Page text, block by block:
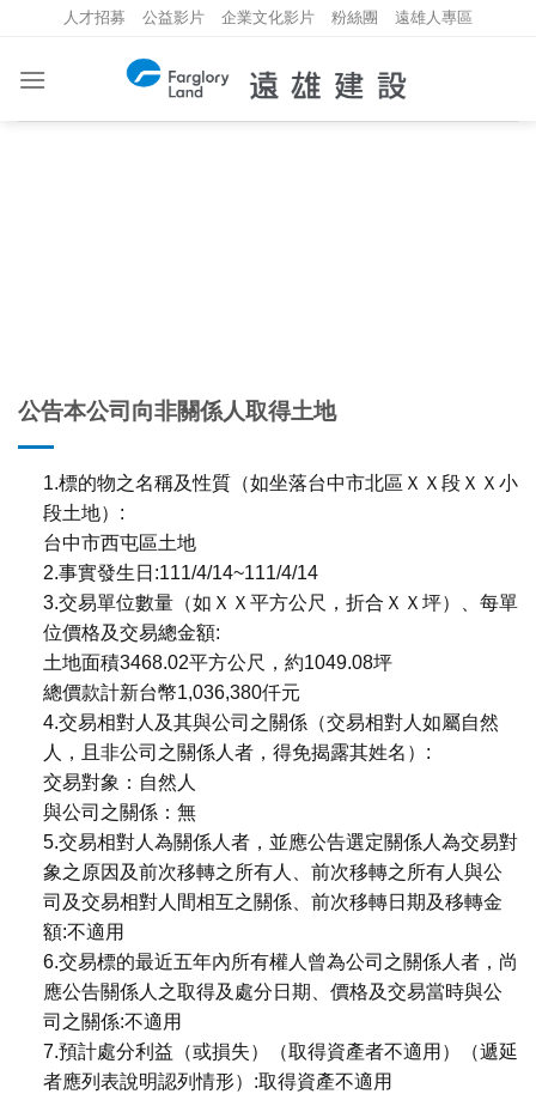
content
人才招募 公益影片 企業文化影片 粉絲團 遠雄人專區
公告本公司向非關係人取得土地
1.標的物之名稱及性質（如坐落台中市北區ＸＸ段ＸＸ小
段土地）:
台中市西屯區土地
2.事實發生日:111/4/14~111/4/14
3.交易單位數量（如ＸＸ平方公尺，折合ＸＸ坪）、每單
位價格及交易總金額:
土地面積3468.02平方公尺，約1049.08坪
總價款計新台幣1,036,380仟元
4.交易相對人及其與公司之關係（交易相對人如屬自然
人，且非公司之關係人者，得免揭露其姓名）:
交易對象：自然人
與公司之關係：無
5.交易相對人為關係人者，並應公告選定關係人為交易對
象之原因及前次移轉之所有人、前次移轉之所有人與公
司及交易相對人間相互之關係、前次移轉日期及移轉金
額:不適用
6.交易標的最近五年內所有權人曾為公司之關係人者，尚
應公告關係人之取得及處分日期、價格及交易當時與公
司之關係:不適用
7.預計處分利益（或損失）（取得資產者不適用）（遞延
者應列表說明認列情形）:取得資產不適用